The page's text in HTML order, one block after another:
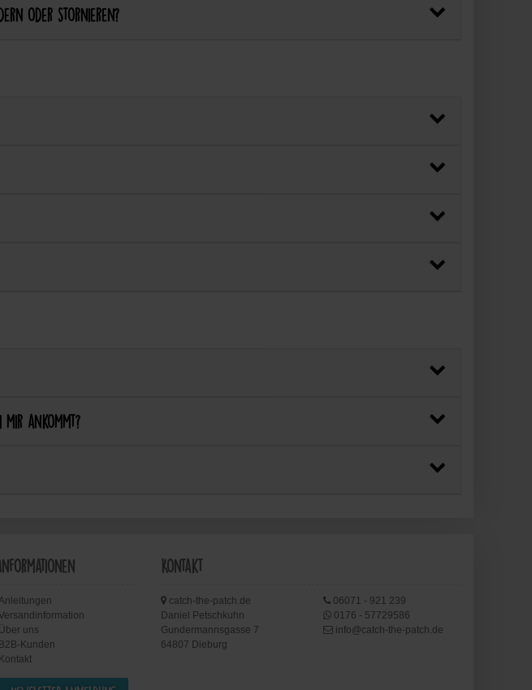
oder stornieren?
mir ankommt?
Informationen
Über uns
B2B-Kunden
Kontakt
Kontakt
catch-the-patch.de
Daniel Petschkuhn
Gundermannsgasse 7
64807 Dieburg
06071 - 921 239
0176 - 57729586
info@catch-the-patch.de